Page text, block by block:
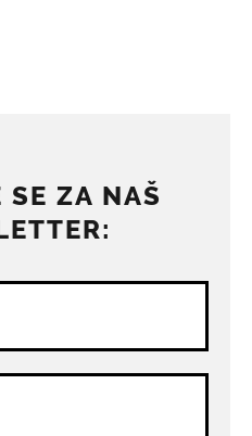
SE ZA NAŠ